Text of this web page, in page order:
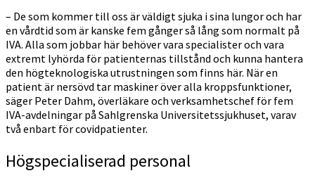
– De som kommer till oss är väldigt sjuka i sina lungor och har
en vårdtid som är kanske fem gånger så lång som normalt på
IVA. Alla som jobbar här behöver vara specialister och vara
extremt lyhörda för patienternas tillstånd och kunna hantera
den högteknologiska utrustningen som finns här. När en
patient är nersövd tar maskiner över alla kroppsfunktioner,
säger Peter Dahm, överläkare och verksamhetschef för fem
IVA-avdelningar på Sahlgrenska Universitetssjukhuset, varav
två enbart för covidpatienter.
Högspecialiserad personal